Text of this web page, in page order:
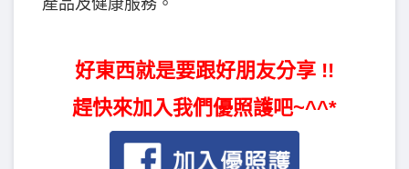
好東西就是要跟好朋友分享 !!
趕快來加入我們優照護吧~^^*